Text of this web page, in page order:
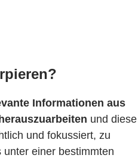
Informationen aus
und diese
und fokussiert, zu
einer bestimmten